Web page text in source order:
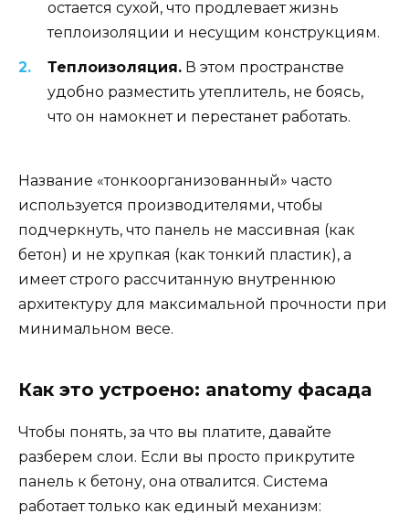
остается сухой, что продлевает жизнь
теплоизоляции и несущим конструкциям.
Теплоизоляция. В этом пространстве
удобно разместить утеплитель, не боясь,
что он намокнет и перестанет работать.
Название «тонкоорганизованный» часто
используется производителями, чтобы
подчеркнуть, что панель не массивная (как
бетон) и не хрупкая (как тонкий пластик), а
имеет строго рассчитанную внутреннюю
архитектуру для максимальной прочности при
минимальном весе.
Как это устроено: anatomy фасада
Чтобы понять, за что вы платите, давайте
разберем слои. Если вы просто прикрутите
панель к бетону, она отвалится. Система
работает только как единый механизм: